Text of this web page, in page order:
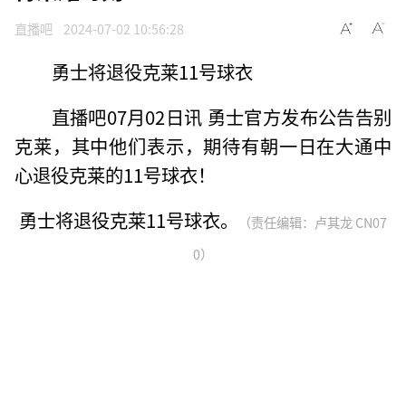
直播吧 2024-07-02 10:56:28
勇士将退役克莱11号球衣
直播吧07月02日讯 勇士官方发布公告告别
克莱，其中他们表示，期待有朝一日在大通中
心退役克莱的11号球衣！
勇士将退役克莱11号球衣。
（责任编辑：卢其龙 CN07
0）